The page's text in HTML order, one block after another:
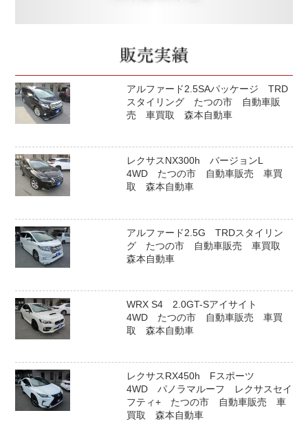
アルファード2.5SAパッケージ TRD
スタイリング たつの市 自動車販
売 車買取 森本自動車
レクサスNX300h バージョンL
4WD たつの市 自動車販売 車買
取 森本自動車
アルファード2.5G TRDスタイリン
グ たつの市 自動車販売 車買取
森本自動車
WRX S4 2.0GT-Sアイサイト
4WD たつの市 自動車販売 車買
取 森本自動車
レクサスRX450h Fスポーツ
4WD パノラマルーフ レクサスセイ
フティ+ たつの市 自動車販売 車
買取 森本自動車